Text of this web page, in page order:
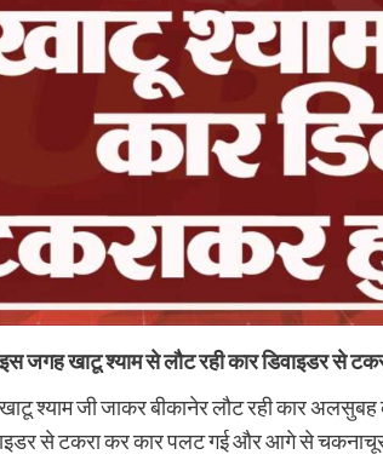
जगह खाटू श्याम से लौट रही कार डिवाइडर से
श्याम जी जाकर बीकानेर लौट रही कार
से टकरा कर कार पलट गई और आगे से चकनाचूर